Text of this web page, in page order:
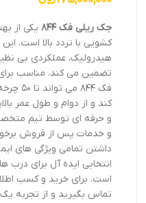
جک ریلی فک ۸۴۴
یکی از
کشویی با تردد بالا است.
هیدرولیک، عملکردی بی
تضمین می کند. مناسب
فک
کند و از دوام و طول عمر
و حرفه ای توسط تیم
و خدمات پس از فروش
داشتن تمامی ویژگی های
انتخابی ایده آل برای درب
است. برای خرید و کسب
تماس بگیرید و از تجربه